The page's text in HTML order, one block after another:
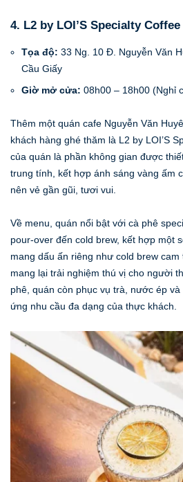
4. L2 by LOI’S Specialty Coffee
Tọa độ: 33 Ng. 10 Đ. Nguyễn Văn
Cầu Giấy
Giờ mở cửa: 08h00 – 18h00 (Nghỉ
Thêm một quán cafe Nguyễn Văn
khách hàng ghé thăm là L2 by LOI’S
của quán là phần không gian được
trung tính, kết hợp ánh sáng vàng ấm
nên vẻ gần gũi, tươi vui.
Về menu, quán nổi bật với cà phê
pour‑over đến cold brew, kết hợp một
mang dấu ấn riêng như cold brew
mang lại trải nghiệm thú vị cho người
phê, quán còn phục vụ trà, nước ép
ứng nhu cầu đa dạng của thực khách.